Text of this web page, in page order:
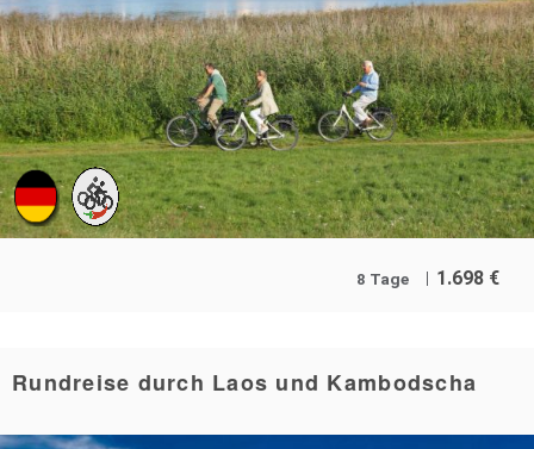
8 Tage 1.698 €
Rundreise durch Laos und Kambodscha